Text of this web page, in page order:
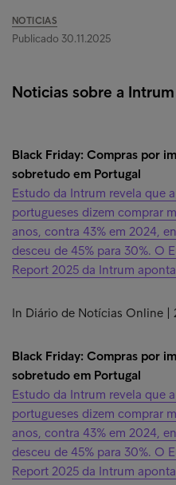
NOTICIAS
Publicado 30.11.2025
Noticias sobre a Intrum
Black Friday: Compras por
sobretudo em Portugal
Estudo da Intrum revela que
portugueses dizem comprar
anos, contra 43% em 2024,
desceu de 45% para 30%. O
Report 2025 da Intrum
In Diário de Notícias Online |
Black Friday: Compras por
sobretudo em Portugal
Estudo da Intrum revela que
portugueses dizem comprar
anos, contra 43% em 2024,
desceu de 45% para 30%. O
Report 2025 da Intrum